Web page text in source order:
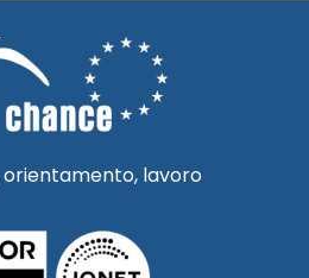
orientamento, lavoro